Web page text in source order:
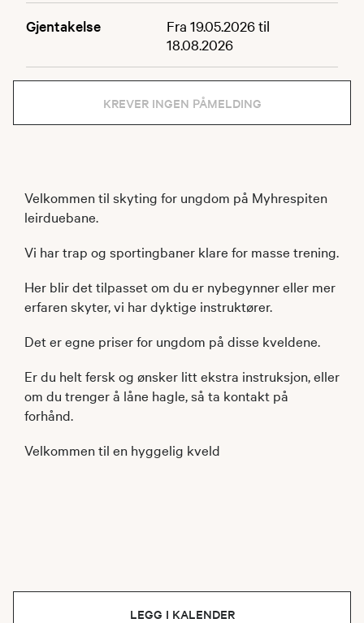
Gjentakelse
Fra 19.05.2026 til
18.08.2026
KREVER INGEN PÅMELDING
Velkommen til skyting for ungdom på Myhrespiten
leirduebane.
Vi har trap og sportingbaner klare for masse trening.
Her blir det tilpasset om du er nybegynner eller mer
erfaren skyter, vi har dyktige instruktører.
Det er egne priser for ungdom på disse kveldene.
Er du helt fersk og ønsker litt ekstra instruksjon, eller
om du trenger å låne hagle, så ta kontakt på
forhånd.
Velkommen til en hyggelig kveld
LEGG I KALENDER